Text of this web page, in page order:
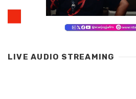
LIVE AUDIO STREAMING